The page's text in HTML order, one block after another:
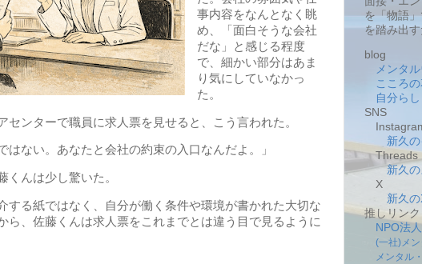
事内容をなんとなく眺
め、「面白そうな会社
だな」と感じる程度
で、細かい部分はあま
り気にしていなかっ
た。
ンターで職員に求人票を見せると、こう言われた。
ない。あなたと会社の約束の入口なんだよ。」
んは少し驚いた。
する紙ではなく、自分が働く条件や環境が書かれた大切な
ら、佐藤くんは求人票をこれまでとは違う目で見るように
を「物語
を踏み出
blog
メンタ
こころ
自分ら
SNS
新久
Threads
新久
X
新久
推しリンク
NPO法
(一社)メ
メンタル